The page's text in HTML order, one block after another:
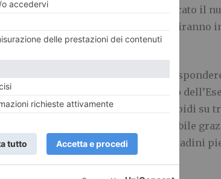
Da agosto abbiamo quadruplicato il
grazie agli hotspot che si allestiranno
dell’hotspot Allianz Stadium per
Grazie all’importante contributo
che potrà effettuare tamponi rapidi su
di questo hotspot è stata possibile
che va incontro alle esigenze i cittadini